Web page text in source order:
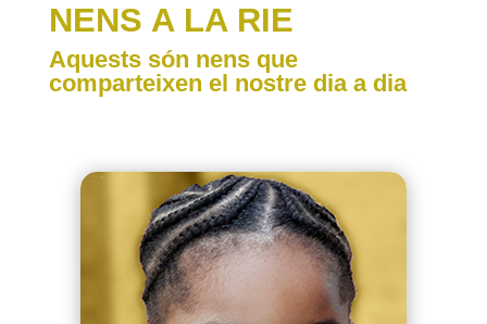
NENS A LA RIE
Aquests són nens que
comparteixen el nostre dia a dia